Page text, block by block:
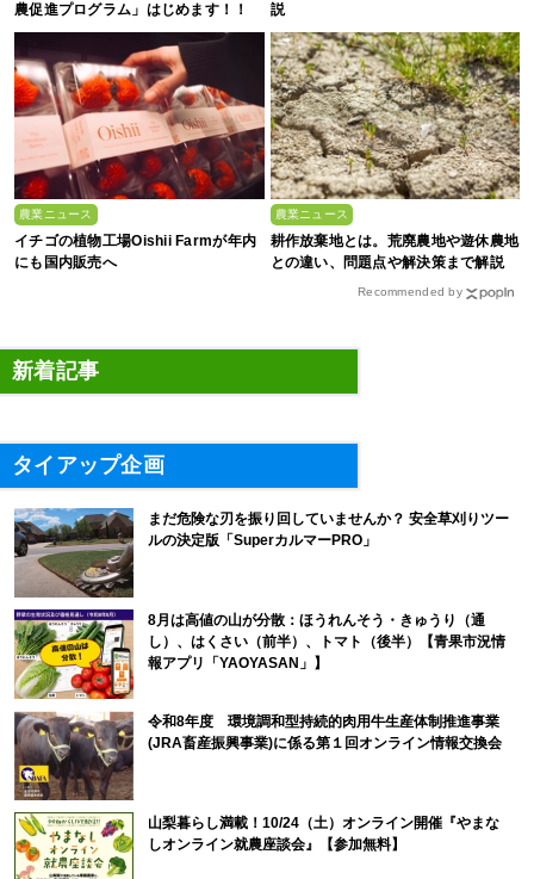
農促進プログラム」はじめます！！
説
農業ニュース
イチゴの植物工場Oishii Farmが年内
にも国内販売へ
農業ニュース
耕作放棄地とは。荒廃農地や遊休農地
との違い、問題点や解決策まで解説
Recommended by
新着記事
タイアップ企画
まだ危険な刃を振り回していませんか？ 安全草刈りツー
ルの決定版「SuperカルマーPRO」
8月は高値の山が分散：ほうれんそう・きゅうり（通
し）、はくさい（前半）、トマト（後半）【青果市況情
報アプリ「YAOYASAN」】
令和8年度 環境調和型持続的肉用牛生産体制推進事業
(JRA畜産振興事業)に係る第１回オンライン情報交換会
山梨暮らし満載！10/24（土）オンライン開催『やまな
しオンライン就農座談会』【参加無料】